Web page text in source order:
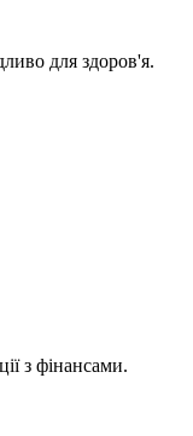
для здоров'я.
з фінансами.